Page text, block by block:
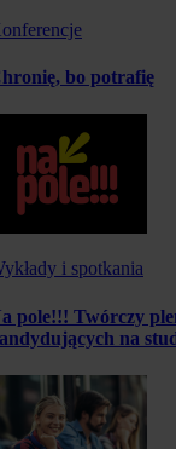
bo potrafię
i spotkania
pole!!! Twórczy
na